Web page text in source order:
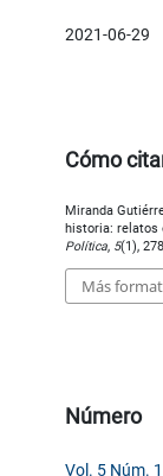
2021-06-29
Cómo
Miranda
historia: relatos
Política, 5(1),
Más
Número
Vol. 5 Núm.